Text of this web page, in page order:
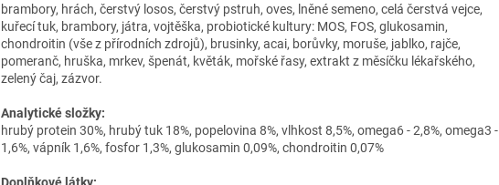
brambory, hrách, čerstvý losos, čerstvý pstruh, oves, lněné semeno, celá čerstvá vejce,
kuřecí tuk, brambory, játra, vojtěška, probiotické kultury: MOS, FOS, glukosamin,
chondroitin (vše z přírodních zdrojů), brusinky, acai, borůvky, moruše, jablko, rajče,
pomeranč, hruška, mrkev, špenát, květák, mořské řasy, extrakt z měsíčku lékařského,
zelený čaj, zázvor.
Analytické složky:
hrubý protein 30%, hrubý tuk 18%, popelovina 8%, vlhkost 8,5%, omega6 - 2,8%, omega3 -
1,6%, vápník 1,6%, fosfor 1,3%, glukosamin 0,09%, chondroitin 0,07%